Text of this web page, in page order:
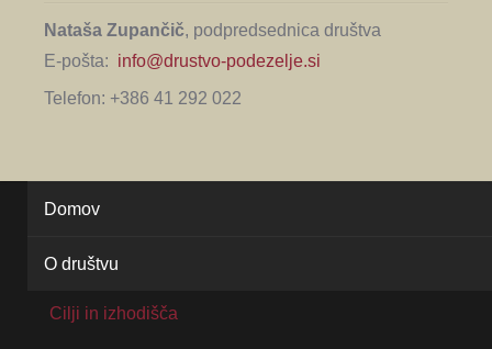
Nataša Zupančič, podpredsednica društva
E-pošta: info@drustvo-podezelje.si
Telefon: +386 41 292 022
Domov
O društvu
Cilji in izhodišča